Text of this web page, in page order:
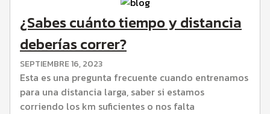
¿Sabes cuánto tiempo y distancia
deberías correr?
SEPTIEMBRE 16, 2023
Esta es una pregunta frecuente cuando entrenamos
para una distancia larga, saber si estamos
corriendo los km suficientes o nos falta